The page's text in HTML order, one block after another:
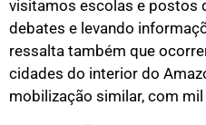
visitamos escolas e postos
debates e levando
ressalta também que
cidades do interior do
mobilização similar, com